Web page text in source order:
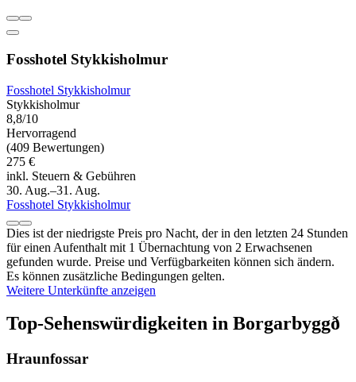
Fosshotel Stykkisholmur
Fosshotel Stykkisholmur
Stykkisholmur
8,8/10
Hervorragend
(409 Bewertungen)
275 €
inkl. Steuern & Gebühren
30. Aug.–31. Aug.
Fosshotel Stykkisholmur
Dies ist der niedrigste Preis pro Nacht, der in den letzten 24 Stunden
für einen Aufenthalt mit 1 Übernachtung von 2 Erwachsenen
gefunden wurde. Preise und Verfügbarkeiten können sich ändern.
Es können zusätzliche Bedingungen gelten.
Weitere Unterkünfte anzeigen
Top-Sehenswürdigkeiten in Borgarbyggð
Hraunfossar